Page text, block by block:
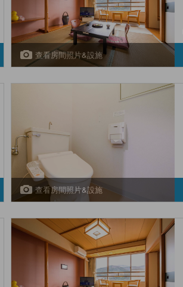
查看房間照片&設施
查看房間照片&設施